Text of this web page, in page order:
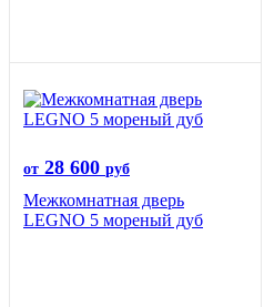
от 28 600 руб
Межкомнатная дверь
LEGNO 5 мореный дуб